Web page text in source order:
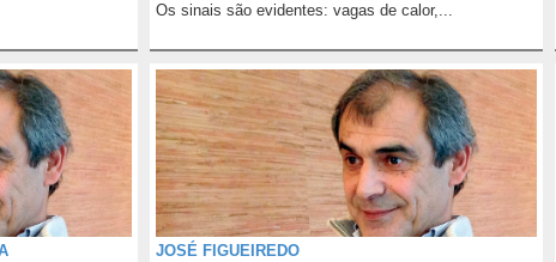
Os sinais são evidentes: vagas de calor,...
JOSÉ FIGUEIREDO